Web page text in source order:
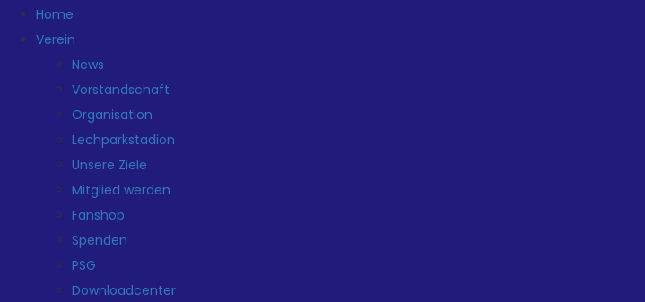
Home
Verein
News
Vorstandschaft
Organisation
Lechparkstadion
Unsere Ziele
Mitglied werden
Fanshop
Spenden
PSG
Downloadcenter